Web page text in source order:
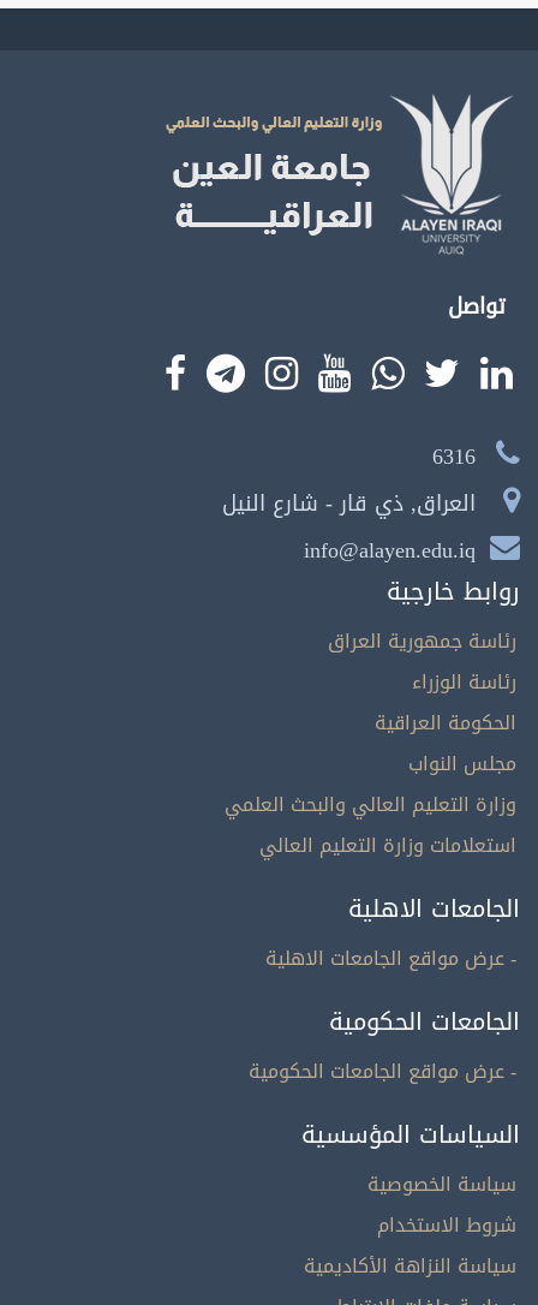
تواصل
6316
العراق, ذي قار - شارع النيل
info@alayen.edu.iq
روابط خارجية
رئاسة جمهورية العراق
رئاسة الوزراء
الحكومة العراقية
مجلس النواب
وزارة التعليم العالي والبحث العلمي
استعلامات وزارة التعليم العالي
الجامعات الاهلية
- عرض مواقع الجامعات الاهلية
الجامعات الحكومية
- عرض مواقع الجامعات الحكومية
السياسات المؤسسية
سياسة الخصوصية
شروط الاستخدام
سياسة النزاهة الأكاديمية